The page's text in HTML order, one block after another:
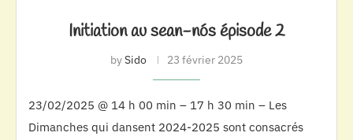
Initiation au sean-nós épisode 2
bySido 23 février 2025
23/02/2025 @ 14 h 00 min – 17 h 30 min – Les
Dimanches qui dansent 2024-2025 sont consacrés